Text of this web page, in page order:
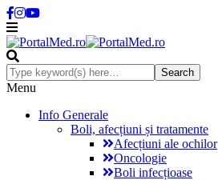
Menu
Info Generale
Boli, afecțiuni și tratamente
Afecțiuni ale ochilor
Oncologie
Boli infecțioase